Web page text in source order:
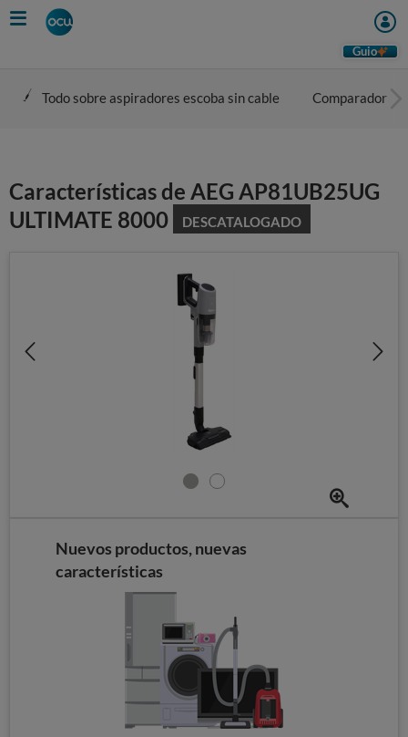
Skip
to
Guio
Todo sobre aspiradores escoba sin cable Comparador
Características de AEG AP81UB25UG
ULTIMATE 8000
DESCATALOGADO
Nuevos productos, nuevas
características